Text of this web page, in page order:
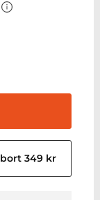
bort 349 kr